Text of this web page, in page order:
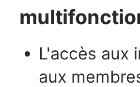
L'accès aux
aux